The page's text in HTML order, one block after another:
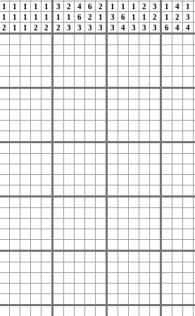
1 1 1 1 1 3 2 4 6 2 1 1 1 2 3 1 4 1
1 1 1 1 1 1 1 6 2 1 3 6 1 1 2 1 2 3
2 1 1 2 2 2 3 3 3 3 3 4 3 3 3 6 4 4